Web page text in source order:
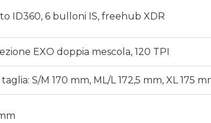
ID360, 6 bulloni IS, freehub XDR
EXO doppia mescola, 120 TPI
S/M 170 mm, ML/L 172,5 mm, XL 175